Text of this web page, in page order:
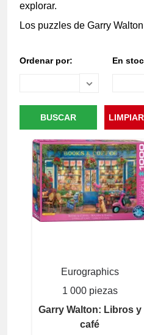
explorar.
Los puzzles de Garry
Ordenar por: En
Eurographics
1 000 piezas
Garry Walton: Libros y
café